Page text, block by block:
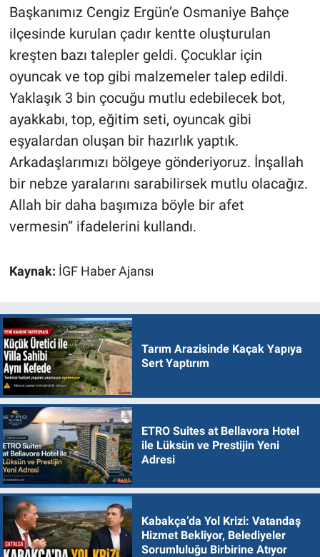
Başkanımız Cengiz Ergün’e Osmaniye Bahçe
ilçesinde kurulan çadır kentte oluşturulan
kreşten bazı talepler geldi. Çocuklar için
oyuncak ve top gibi malzemeler talep edildi.
Yaklaşık 3 bin çocuğu mutlu edebilecek bot,
ayakkabı, top, eğitim seti, oyuncak gibi
eşyalardan oluşan bir hazırlık yaptık.
Arkadaşlarımızı bölgeye gönderiyoruz. İnşallah
bir nebze yaralarını sarabilirsek mutlu olacağız.
Allah bir daha başımıza böyle bir afet
vermesin” ifadelerini kullandı.
Kaynak: İGF Haber Ajansı
Tarım Arazisinde Kaçak Yapıya
Sert Yaptırım
ETRO Suites at Bellavora Hotel
ile Lüksün ve Prestijin Yeni
Adresi
Kabakça’da Yol Krizi: Vatandaş
Hizmet Bekliyor, Belediyeler
Sorumluluğu Birbirine Atıyor